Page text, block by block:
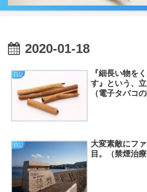
2020-01-18
日記
『細長い物を
す』という、立
（電子タバコの
日記
大変素敵にフ
目。（禁煙治療